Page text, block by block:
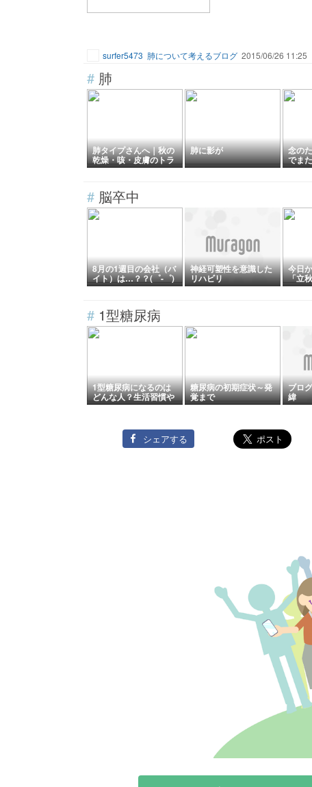
surfer5473 肺について考えるブログ 2015/06/26 11:25
# 肺
肺タイプさんへ｜秋の
乾燥・咳・皮膚のトラ
ブルは「肺」からのサ
肺に影が 念の
でま
# 脳卒中
8月の1週目の会社（バ
イト）は…？？(゜-゜)
（今日はチャーハンの
神経可塑性を意識した
リハビリ
今日
「立
う）
# 1型糖尿病
1型糖尿病になるのは
どんな人？生活習慣や
ストレスも関係ある？
糖尿病の初期症状～発
覚まで
ブロ
緯
シェアする